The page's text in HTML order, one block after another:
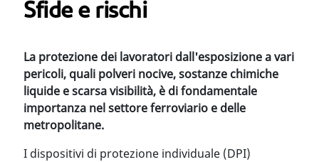
Sfide e rischi
La protezione dei lavoratori dall'esposizione a vari
pericoli, quali polveri nocive, sostanze chimiche
liquide e scarsa visibilità, è di fondamentale
importanza nel settore ferroviario e delle
metropolitane.
I dispositivi di protezione individuale (DPI)